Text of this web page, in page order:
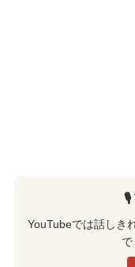
🎙️
YouTubeでは話しき
で